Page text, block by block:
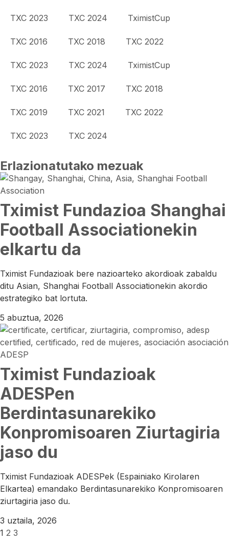
TXC 2023 TXC 2024 TximistCup
TXC 2016 TXC 2018 TXC 2022
TXC 2023 TXC 2024 TximistCup
TXC 2016 TXC 2017 TXC 2018
TXC 2019 TXC 2021 TXC 2022
TXC 2023 TXC 2024
Erlazionatutako mezuak
Tximist Fundazioa Shanghai
Football Associationekin
elkartu da
Tximist Fundazioak bere nazioarteko akordioak zabaldu
ditu Asian, Shanghai Football Associationekin akordio
estrategiko bat lortuta.
5 abuztua, 2026
Tximist Fundazioak
ADESPen
Berdintasunarekiko
Konpromisoaren Ziurtagiria
jaso du
Tximist Fundazioak ADESPek (Espainiako Kirolaren
Elkartea) emandako Berdintasunarekiko Konpromisoaren
ziurtagiria jaso du.
3 uztaila, 2026
1 2 3